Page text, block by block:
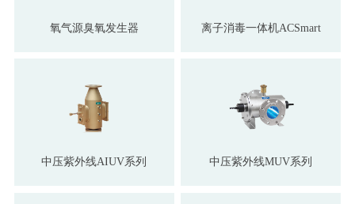
氧气源臭氧发生器 离子消毒一体机ACSmart
中压紫外线AIUV系列 中压紫外线MUV系列